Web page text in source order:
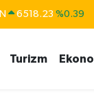
6518.23 %0.39
64.475,47 %0.66
Turizm